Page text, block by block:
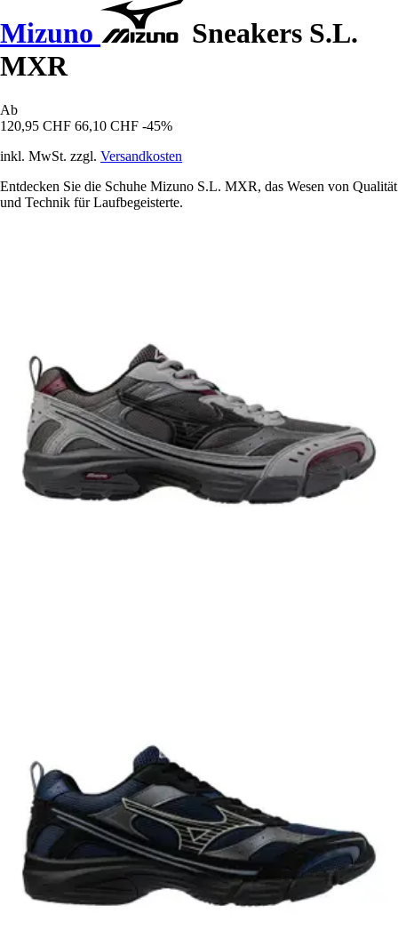
Mizuno
Sneakers S.L.
MXR
Ab
120,95 CHF 66,10 CHF -45%
inkl. MwSt. zzgl. Versandkosten
Entdecken Sie die Schuhe Mizuno S.L. MXR, das Wesen von Qualität
und Technik für Laufbegeisterte.